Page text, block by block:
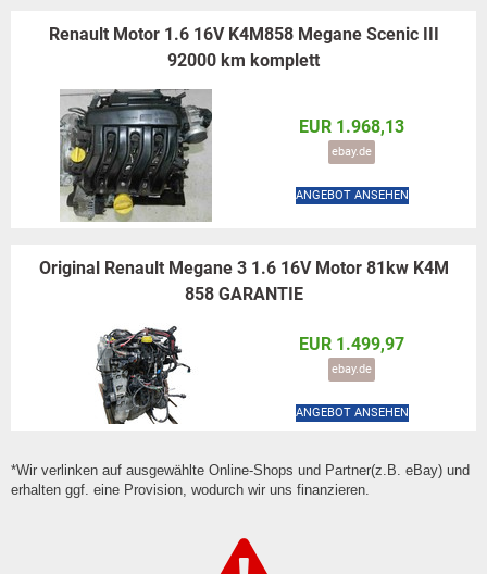
Renault Motor 1.6 16V K4M858 Megane Scenic III
92000 km komplett
EUR 1.968,13
ebay.de
ANGEBOT ANSEHEN
Original Renault Megane 3 1.6 16V Motor 81kw K4M
858 GARANTIE
EUR 1.499,97
ebay.de
ANGEBOT ANSEHEN
*Wir verlinken auf ausgewählte Online-Shops und Partner(z.B. eBay) und
erhalten ggf. eine Provision, wodurch wir uns finanzieren.